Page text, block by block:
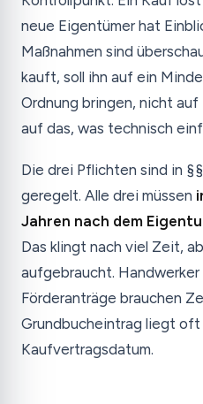
neue Eigentümer hat
Maßnahmen sind
kauft, soll ihn auf ein
Ordnung bringen, nicht
auf das, was technisch
Die drei Pflichten sind in
geregelt. Alle drei müssen
Jahren nach dem
Das klingt nach viel Zeit,
aufgebraucht.
Förderanträge brauchen
Grundbucheintrag liegt
Kaufvertragsdatum.